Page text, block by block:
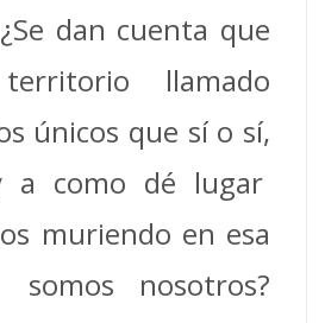
dan cuenta que
llamado
únicos que sí o sí,
a como dé lugar
muriendo en esa
nosotros?